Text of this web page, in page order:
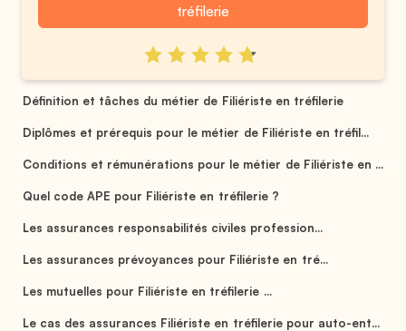
tréfilerie
Définition et tâches du métier de Filiériste en tréfilerie
Diplômes et prérequis pour le métier de Filiériste en tréfil...
Conditions et rémunérations pour le métier de Filiériste en ...
Quel code APE pour Filiériste en tréfilerie ?
Les assurances responsabilités civiles profession...
Les assurances prévoyances pour Filiériste en tré...
Les mutuelles pour Filiériste en tréfilerie ...
Le cas des assurances Filiériste en tréfilerie pour auto-ent...